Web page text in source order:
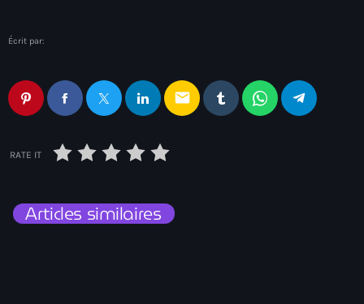
Angelo Jean-Baptiste
Anglais
Angy Desravines
Annonces
Écrit par:
email
RATE IT
Articles similaires